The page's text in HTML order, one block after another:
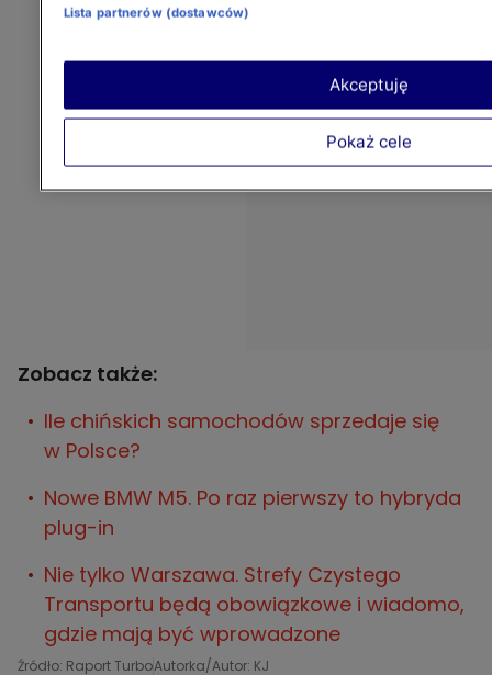
Zobacz także:
Ile chińskich samochodów sprzedaje się
w Polsce?
Nowe BMW M5. Po raz pierwszy to hybryda
plug-in
Nie tylko Warszawa. Strefy Czystego
Transportu będą obowiązkowe i wiadomo,
gdzie mają być wprowadzone
Źródło: Raport TurboAutorka/Autor: KJ
Lista partnerów (dostawców)
Pokaż cele
Akceptuję